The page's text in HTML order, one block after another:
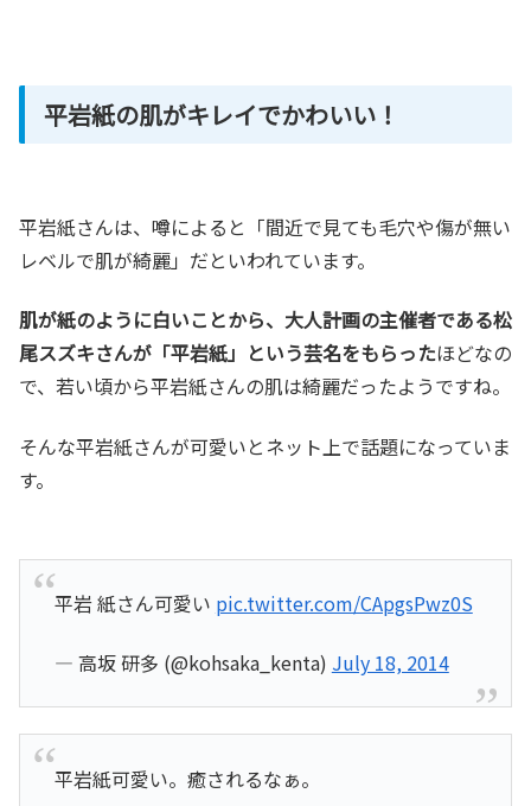
平岩紙の肌がキレイでかわいい！
平岩紙さんは、噂によると「間近で見ても毛穴や傷が無い
レベルで肌が綺麗」だといわれています。
肌が紙のように白いことから、大人計画の主催者である松
尾スズキさんが「平岩紙」という芸名をもらったほどなの
で、若い頃から平岩紙さんの肌は綺麗だったようですね。
そんな平岩紙さんが可愛いとネット上で話題になっていま
す。
平岩 紙さん可愛い pic.twitter.com/CApgsPwz0S
— 高坂 研多 (@kohsaka_kenta) July 18, 2014
平岩紙可愛い。癒されるなぁ。